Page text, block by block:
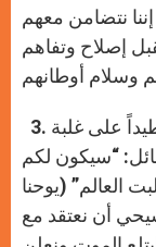
نتضامن معهم
إصلاح وتفاهم
3. عظيم رجاؤنا المسيحي المؤسَّس وطيداً على غلبة
“سيكون لكم
العالم” (يوحنا
أن نعتقد مع